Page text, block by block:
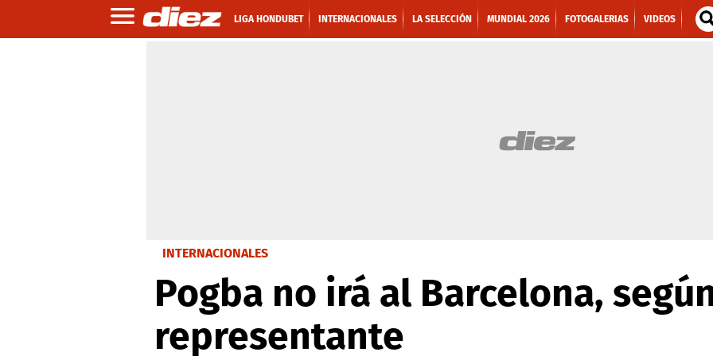
LIGA HONDUBET INTERNACIONALES LA SELECCIÓN MUNDIAL 2026 FOTOGALERIAS VIDEOS
INTERNACIONALES
Pogba no irá al Barcelona,
representante